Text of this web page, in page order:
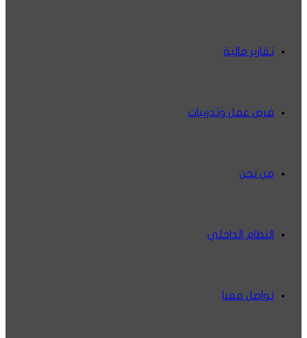
تقارير مالية
فرص عمل وتدريبات
من نحن
النظام الداخلي
تواصل معنا